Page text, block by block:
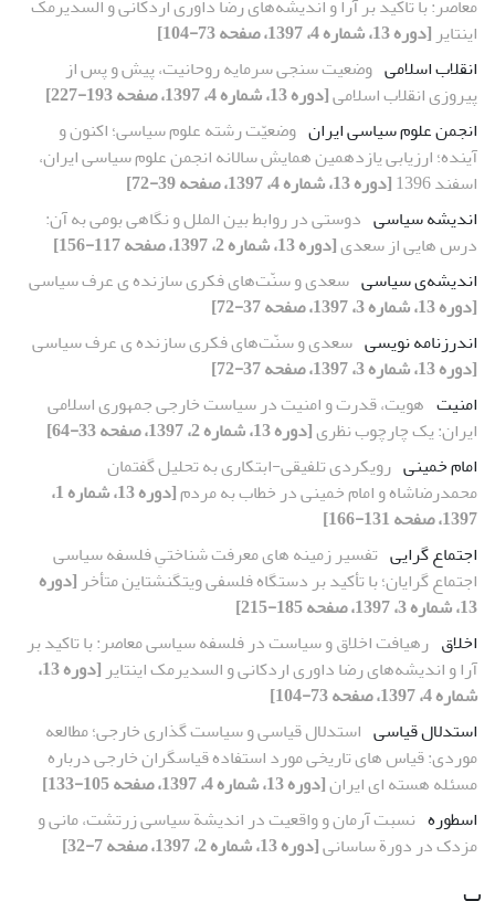
اینتایر [دوره 13، شماره 4، 1397، صفحه 73-104]
انقلاب اسلامی وضعیت سنجی سرمایه روحانیت، پیش و پس از
پیروزی انقلاب اسلامی[دوره 13، شماره 4، 1397، صفحه 193-227]
انجمن علوم سیاسی ایران وضعیّت رشته علوم سیاسی؛ اکنون و
آینده؛ ارزیابی یازدهمین همایش سالانه انجمن علوم سیاسی ایران،
اسفند 1396
[دوره 13، شماره 4، 1397، صفحه 39-72]
اندیشه سیاسی دوستی در روابط بین الملل و نگاهی بومی به آن:
درس هایی از سعدی[دوره 13، شماره 2، 1397، صفحه 117-156]
اندیشه‌ی سیاسی سعدی و سنّت‌های فکری سازنده ی عرف سیاسی
[دوره 13، شماره 3، 1397، صفحه 37-72]
اندرزنامه نویسی سعدی و سنّت‌های فکری سازنده ی عرف سیاسی
[دوره 13، شماره 3، 1397، صفحه 37-72]
امنیت هویت، قدرت و امنیت در سیاست خارجی جمهوری اسلامی
ایران: یک چارچوب نظری[دوره 13، شماره 2، 1397، صفحه 33-64]
امام خمینی رویکردی تلفیقی-ابتکاری به تحلیل گفتمان‌
محمدرضاشاه و امام خمینی در خطاب به مردم
[دوره 13، شماره 1،
1397، صفحه 131-166]
اجتماع گرایی تفسیر زمینه های معرفت شناختیِ فلسفه سیاسی
اجتماع گرایان؛ با تأکید بر دستگاه فلسفی ویتگنشتاین متأخر [دوره
13، شماره 3، 1397، صفحه 185-215]
اخلاق رهیافت اخلاق و سیاست در فلسفه سیاسی معاصر: با تاکید بر
آرا و اندیشه‌های رضا داوری اردکانی و السدیرمک اینتایر
[دوره 13،
شماره 4، 1397، صفحه 73-104]
استدلال قیاسی استدلال قیاسی و سیاست گذاری خارجی؛ مطالعه
موردی: قیاس های تاریخی مورد استفاده قیاسگران خارجی درباره
مسئله هسته ای ایران[دوره 13، شماره 4، 1397، صفحه 105-133]
اسطوره نسبت آرمان و واقعیت در اندیشة سیاسی زرتشت، مانی و
مزدک در دورة ساسانی[دوره 13، شماره 2، 1397، صفحه 7-32]